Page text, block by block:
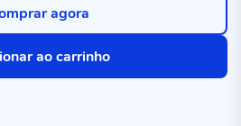
ao carrinho
agora